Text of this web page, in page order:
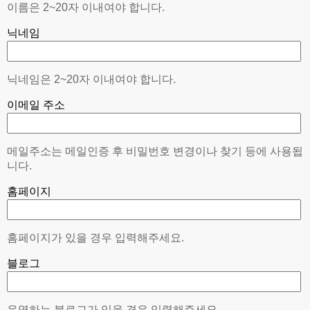
이름은 2~20자 이내여야 합니다.
닉네임
닉네임은 2~20자 이내여야 합니다.
이메일 주소
메일주소는 메일인증 후 비밀번호 변경이나 찾기 등에 사용됩
니다.
홈페이지
홈페이지가 있을 경우 입력해주세요.
블로그